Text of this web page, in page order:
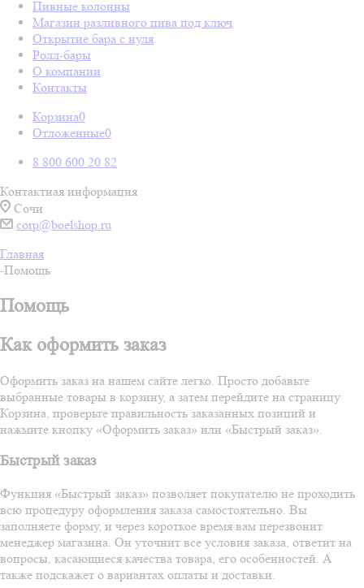
Пивные колонны
Магазин разливного пива под ключ
Открытие бара с нуля
Ролл-бары
О компании
Контакты
Корзина0
Отложенные0
8 800 600 20 82
Контактная информация
Сочи
corp@boelshop.ru
Главная
-Помощь
Помощь
Как оформить заказ
Оформить заказ на нашем сайте легко. Просто добавьте
выбранные товары в корзину, а затем перейдите на страницу
Корзина, проверьте правильность заказанных позиций и
нажмите кнопку «Оформить заказ» или «Быстрый заказ».
Быстрый заказ
Функция «Быстрый заказ» позволяет покупателю не проходить
всю процедуру оформления заказа самостоятельно. Вы
заполняете форму, и через короткое время вам перезвонит
менеджер магазина. Он уточнит все условия заказа, ответит на
вопросы, касающиеся качества товара, его особенностей. А
также подскажет о вариантах оплаты и доставки.